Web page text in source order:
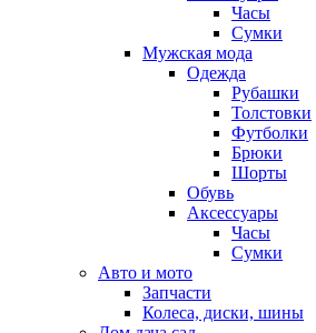
Часы
Сумки
Мужская мода
Одежда
Рубашки
Толстовки
Футболки
Брюки
Шорты
Обувь
Аксессуары
Часы
Сумки
Авто и мото
Запчасти
Колеса, диски, шины